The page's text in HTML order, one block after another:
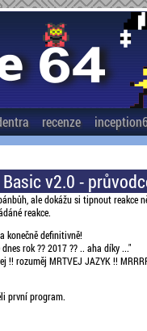
recenze
Basic v2.0 -
ale dokážu si tipnout reakce
reakce.
konečně definitivně!
rok ?? 2017 ?? .. aha díky ..."
!! rozuměj MRTVEJ JAZYK !!
první program.